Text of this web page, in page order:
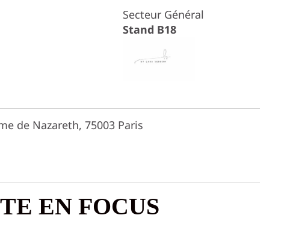
Secteur Général
Stand B18
de Nazareth, 75003 Paris
EN FOCUS